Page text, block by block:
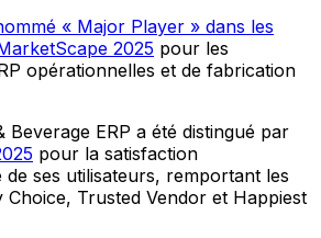
« Major Player » dans les
2025 pour les
opérationnelles et de fabrication
Beverage ERP a été distingué par
pour la satisfaction
de ses utilisateurs, remportant les
Choice, Trusted Vendor et Happiest